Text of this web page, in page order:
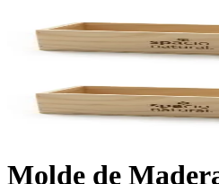
Molde de